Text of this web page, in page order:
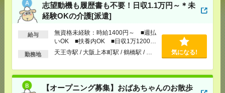
志望動機も履歴書も不要！日収1.1万円～＊未
経験OKの介護[派遣]
給与
無資格未経験：時給1400円～ ■週払
いOK ■扶養内OK ■日収1万1200円
以上
勤務地 天王寺駅 / 大阪上本町駅 / 鶴橋駅 / … 気になる!
【オープニング募集】おばあちゃんのお散歩
[給 与]
無資格未経験：時給1400円～ ■週払い
OK ■扶養内OK ■日収1万1200円以上
[交通費]交通費全額支給
天王寺駅/大阪上本町駅/ 鶴橋駅/…
気になる！
【オープニング募集】おばあちゃんのお散歩付き添
いも仕事の1つ[派遣]